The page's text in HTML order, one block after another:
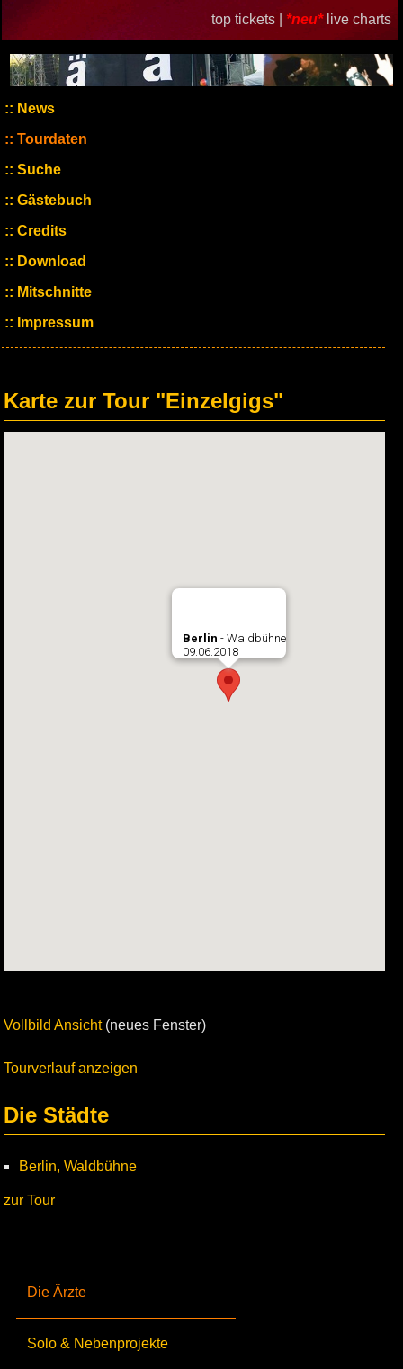
top tickets | *neu* live charts
News
Tourdaten
Suche
Gästebuch
Credits
Download
Mitschnitte
Impressum
Die Ärzte
Solo & Nebenprojekte
Karte zur Tour "Einzelgigs"
Berlin - Waldbühne
09.06.2018
Vollbild Ansicht(neues Fenster)
Tourverlauf anzeigen
Die Städte
Berlin, Waldbühne
zur Tour